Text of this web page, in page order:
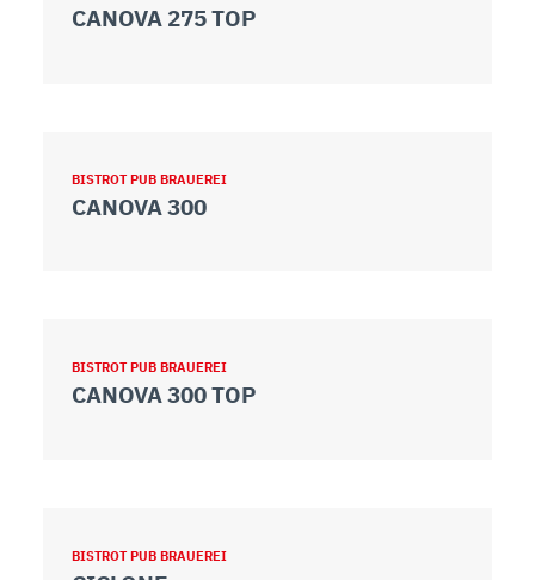
CANOVA 275 TOP
BISTROT PUB BRAUEREI
CANOVA 300
BISTROT PUB BRAUEREI
CANOVA 300 TOP
BISTROT PUB BRAUEREI